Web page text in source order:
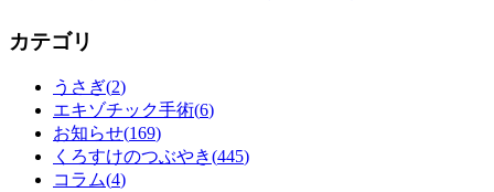
カテゴリ
うさぎ(2)
エキゾチック手術(6)
お知らせ(169)
くろすけのつぶやき(445)
コラム(4)